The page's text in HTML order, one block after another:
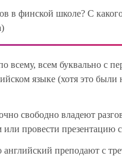
в финской школе? С какого
всему, всем буквально с
языке (хотя это были
свободно владеют
провести презентацию
английский преподают с